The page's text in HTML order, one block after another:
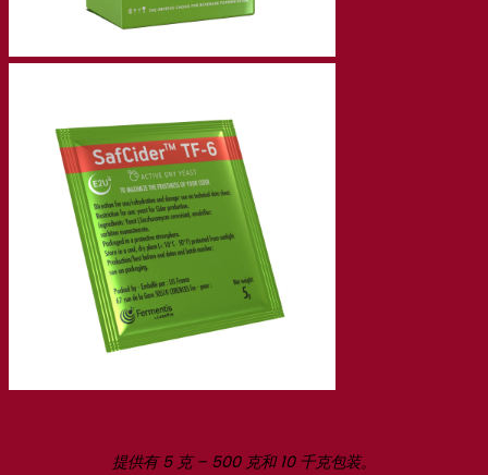
提供有 5 克 – 500 克和 10 千克包装。